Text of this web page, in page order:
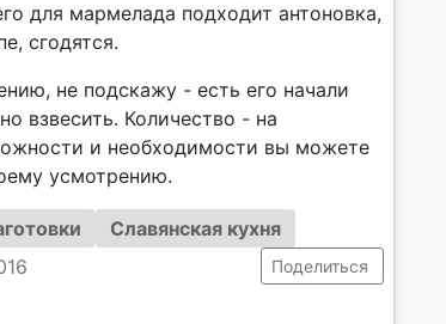
для мармелада подходит антоновка,
сгодятся.
не подскажу - есть его начали
взвесить. Количество - на
и необходимости вы можете
усмотрению.
Славянская кухня
Поделиться